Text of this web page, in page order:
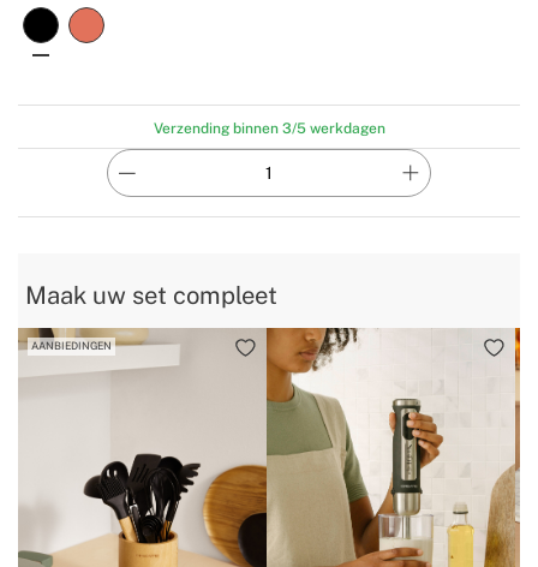
Verzending binnen 3/5 werkdagen
Maak uw set compleet
AANBIEDINGEN